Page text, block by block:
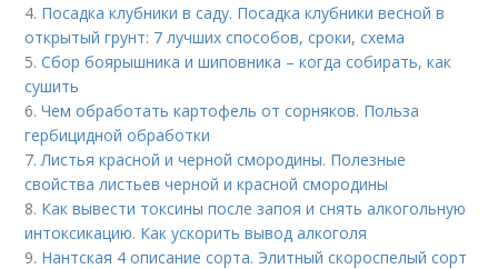
4. Посадка клубники в саду. Посадка клубники весной в
открытый грунт: 7 лучших способов, сроки, схема
5.Сбор боярышника и шиповника – когда собирать, как
сушить
6.Чем обработать картофель от сорняков. Польза
гербицидной обработки
7. Листья красной и черной смородины. Полезные
свойства листьев черной и красной смородины
8. Как вывести токсины после запоя и снять алкогольную
интоксикацию. Как ускорить вывод алкоголя
9. Нантская 4 описание сорта. Элитный скороспелый сорт